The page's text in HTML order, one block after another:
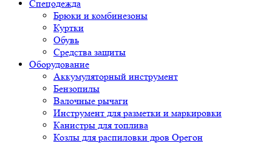
Спецодежда
Брюки и комбинезоны
Куртки
Обувь
Средства защиты
Оборудование
Аккумуляторный инструмент
Бензопилы
Валочные рычаги
Инструмент для разметки и маркировки
Канистры для топлива
Козлы для распиловки дров Орегон